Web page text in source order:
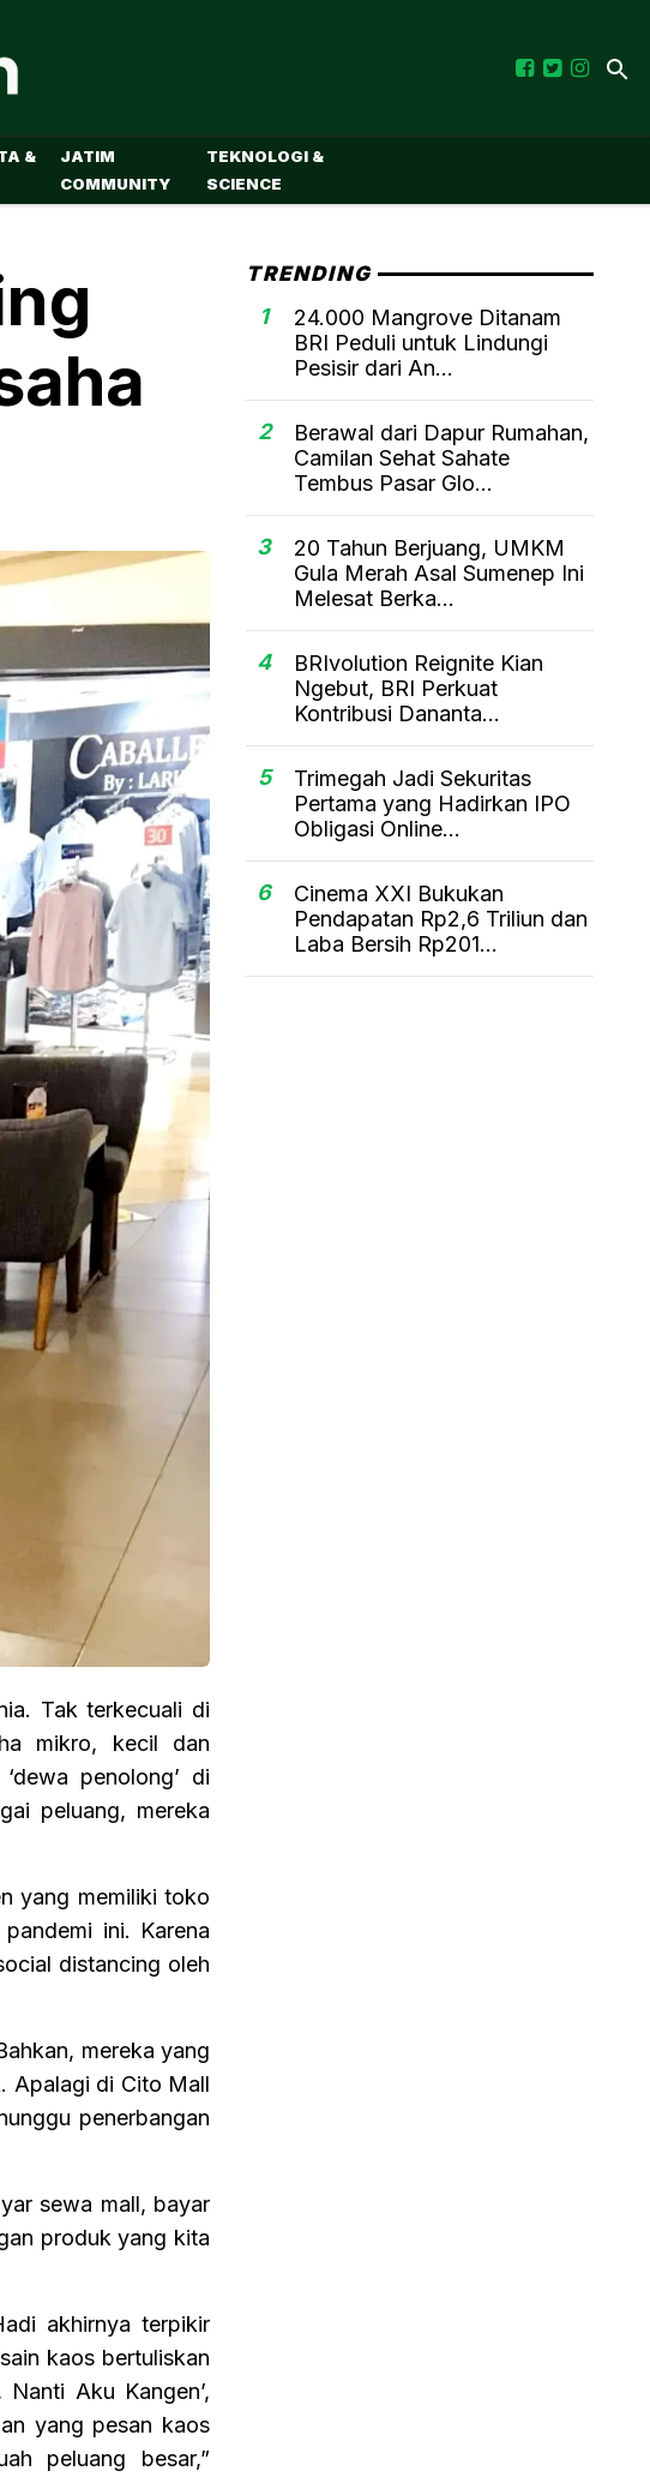
&
JATIM
COMMUNITY
TEKNOLOGI &
SCIENCE
Tak terkecuali di
mikro, kecil dan
penolong’ di
peluang, mereka
yang memiliki toko
ini. Karena
distancing oleh
mereka yang
Apalagi di Cito Mall
penerbangan
sewa mall, bayar
produk yang kita
akhirnya terpikir
kaos bertuliskan
Aku Kangen’,
yang pesan kaos
peluang besar,”
TRENDING
1
24.000 Mangrove Ditanam
BRI Peduli untuk Lindungi
Pesisir dari An...
2
Berawal dari Dapur Rumahan,
Camilan Sehat Sahate
Tembus Pasar Glo...
3
20 Tahun Berjuang, UMKM
Gula Merah Asal Sumenep Ini
Melesat Berka...
4
BRIvolution Reignite Kian
Ngebut, BRI Perkuat
Kontribusi Dananta...
5
Trimegah Jadi Sekuritas
Pertama yang Hadirkan IPO
Obligasi Online...
6
Cinema XXI Bukukan
Pendapatan Rp2,6 Triliun dan
Laba Bersih Rp201...